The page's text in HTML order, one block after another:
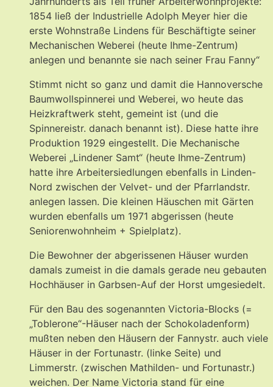
1854 ließ der Industrielle Adolph Meyer hier die
erste Wohnstraße Lindens für Beschäftigte seiner
Mechanischen Weberei (heute Ihme-Zentrum)
anlegen und benannte sie nach seiner Frau Fanny“
Stimmt nicht so ganz und damit die Hannoversche
Baumwollspinnerei und Weberei, wo heute das
Heizkraftwerk steht, gemeint ist (und die
Spinnereistr. danach benannt ist). Diese hatte ihre
Produktion 1929 eingestellt. Die Mechanische
Weberei „Lindener Samt“ (heute Ihme-Zentrum)
hatte ihre Arbeitersiedlungen ebenfalls in Linden-
Nord zwischen der Velvet- und der Pfarrlandstr.
anlegen lassen. Die kleinen Häuschen mit Gärten
wurden ebenfalls um 1971 abgerissen (heute
Seniorenwohnheim + Spielplatz).
Die Bewohner der abgerissenen Häuser wurden
damals zumeist in die damals gerade neu gebauten
Hochhäuser in Garbsen-Auf der Horst umgesiedelt.
Für den Bau des sogenannten Victoria-Blocks (=
„Toblerone“-Häuser nach der Schokoladenform)
mußten neben den Häusern der Fannystr. auch viele
Häuser in der Fortunastr. (linke Seite) und
Limmerstr. (zwischen Mathilden- und Fortunastr.)
weichen. Der Name Victoria stand für eine